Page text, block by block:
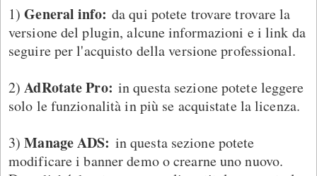
1) General info: da qui potete trovare trovare la
versione del plugin, alcune informazioni e i link da
seguire per l'acquisto della versione professional.
2) AdRotate Pro: in questa sezione potete leggere
solo le funzionalità in più se acquistate la licenza.
3) Manage ADS: in questa sezione potete
modificare i banner demo o crearne uno nuovo.